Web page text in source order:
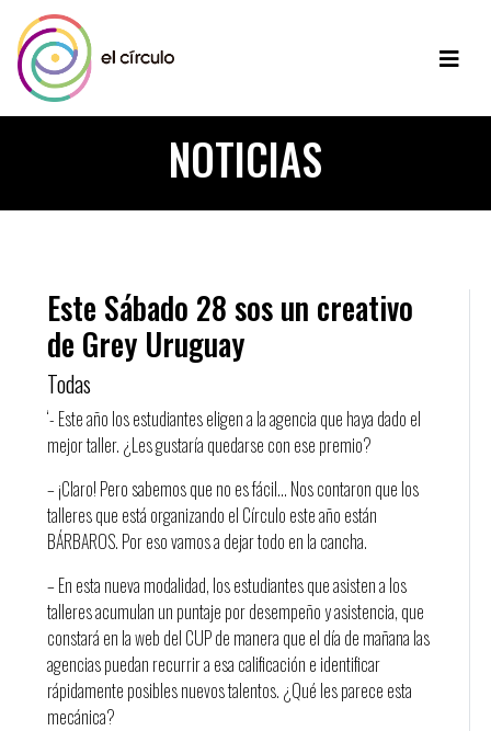
NOTICIAS
Este Sábado 28 sos un creativo
de Grey Uruguay
Todas
‘- Este año los estudiantes eligen a la agencia que haya dado el
mejor taller. ¿Les gustaría quedarse con ese premio?
– ¡Claro! Pero sabemos que no es fácil… Nos contaron que los
talleres que está organizando el Círculo este año están
BÁRBAROS. Por eso vamos a dejar todo en la cancha.
– En esta nueva modalidad, los estudiantes que asisten a los
talleres acumulan un puntaje por desempeño y asistencia, que
constará en la web del CUP de manera que el día de mañana las
agencias puedan recurrir a esa calificación e identificar
rápidamente posibles nuevos talentos. ¿Qué les parece esta
mecánica?